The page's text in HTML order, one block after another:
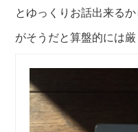
とゆっくりお話出来る
がそうだと算盤的には